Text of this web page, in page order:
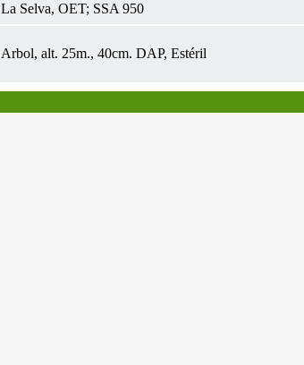
La Selva, OET; SSA 950
Arbol, alt. 25m., 40cm. DAP, Estéril